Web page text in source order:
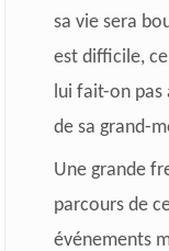
sa vie sera
est difficile,
lui fait-on pas
de sa grand-
Une grande
parcours de
événements